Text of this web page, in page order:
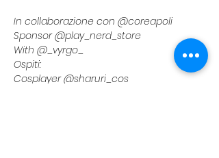
In collaborazione con @coreapoli
Sponsor @play_nerd_store
With @_vyrgo_
Ospiti:
Cosplayer @sharuri_cos